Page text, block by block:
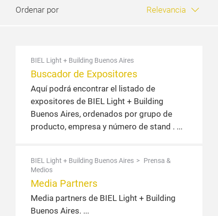
Ordenar por Relevancia
BIEL Light + Building Buenos Aires
Buscador de Expositores
Aquí podrá encontrar el listado de
expositores de BIEL Light + Building
Buenos Aires, ordenados por grupo de
producto, empresa y número de stand .
BIEL Light + Building Buenos Aires
Prensa &
Medios
Media Partners
Media partners de BIEL Light + Building
Buenos Aires.